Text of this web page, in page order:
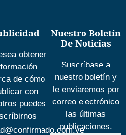
obtener
de cómo
con
puedes
Nuestro Boletín
De Noticias
Suscríbase a
nuestro boletín y
le enviaremos por
correo electrónico
las últimas
publicaciones.